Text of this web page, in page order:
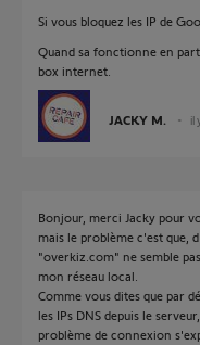
Si vous bloquez les IP de
Quand sa fonctionne en
box internet.
JACKY M. il
Bonjour, merci Jacky pour
mais le problème c'est que,
"overkiz.com" ne semble
mon réseau local.
Comme vous dites que par
les IPs DNS depuis le
problème de connexion